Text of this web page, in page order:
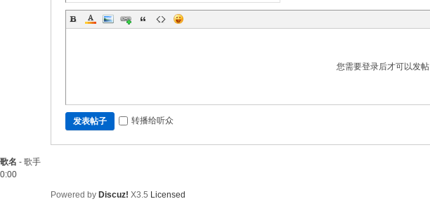
您需要登录后才可以发帖
发表帖子 转播给听众
歌名 - 歌手
0:00
Powered by Discuz! X3.5 Licensed